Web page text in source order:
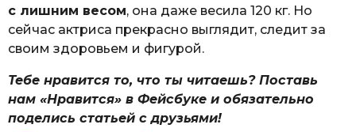
с лишним весом, она даже весила 120 кг. Но
сейчас актриса прекрасно выглядит, следит за
своим здоровьем и фигурой.
Тебе нравится то, что ты читаешь? Поставь
нам «Нравится» в Фейсбуке и обязательно
поделись статьей с друзьями!